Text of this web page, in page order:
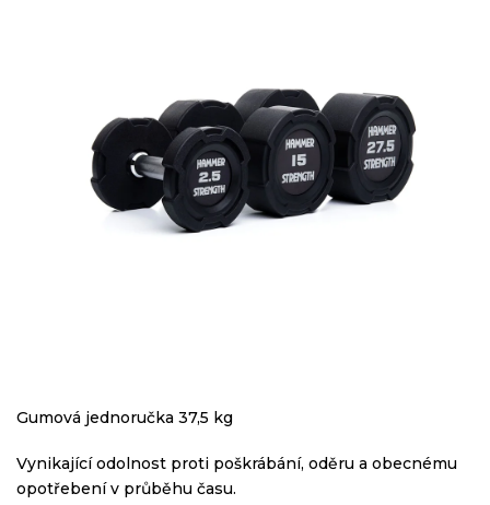
Gumová jednoručka 37,5 kg
Vynikající odolnost proti poškrábání, oděru a obecnému
opotřebení v průběhu času.